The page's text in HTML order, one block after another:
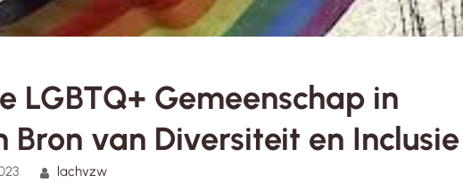
LGBTQ+ Gemeenschap in
Bron van Diversiteit en Inclusie
lachvzw